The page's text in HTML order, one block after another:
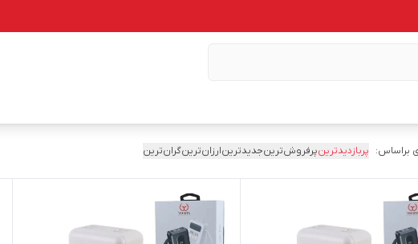
براساس: پربازدیدترینپرفروش‌ترینجدیدترینارزان‌ترینگران‌ترین